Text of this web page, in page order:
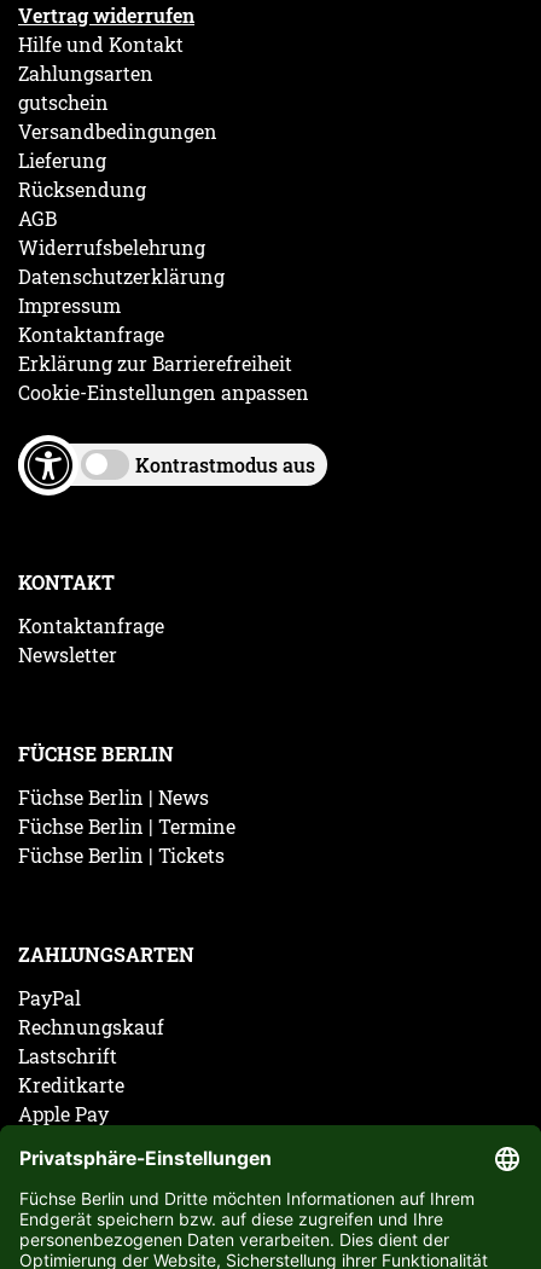
Vertrag widerrufen
Hilfe und Kontakt
Zahlungsarten
gutschein
Versandbedingungen
Lieferung
Rücksendung
AGB
Widerrufsbelehrung
Datenschutzerklärung
Impressum
Kontaktanfrage
Erklärung zur Barrierefreiheit
Cookie-Einstellungen anpassen
Kontrastmodus aus
KONTAKT
Kontaktanfrage
Newsletter
FÜCHSE BERLIN
Füchse Berlin | News
Füchse Berlin | Termine
Füchse Berlin | Tickets
ZAHLUNGSARTEN
PayPal
Rechnungskauf
Lastschrift
Kreditkarte
Apple Pay
ABONNIERE JETZT DEN KOSTENLOSEN FÜCHSE
BERLIN NEWSLETTER UND VERPASSE KEINE